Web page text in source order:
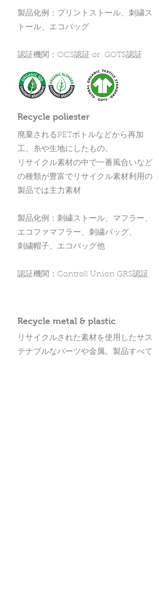
​製品化例：プリントストール、刺繍ス
トール、エコバッグ
認証機関：OCS認証 or GOTS認証
Recycle poliester
廃棄されるPETボトルなどから再加
工、糸や生地にしたもの。
リサイクル素材の中で一番風合いなど
の種類が豊富でリサイクル素材利用の
製品では主力素材
製品化例：刺繍ストール、マフラー、
エコファマフラー、刺繍バッグ、
刺繍帽子、エコバッグ他
​認証機関：Controll Union GRS認証
Recycle metal & plastic
リサイクルされた素材を使用したサス
テナブルなパーツや金属。 製品すべて